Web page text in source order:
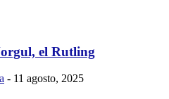
el Rutling
- 11 agosto, 2025